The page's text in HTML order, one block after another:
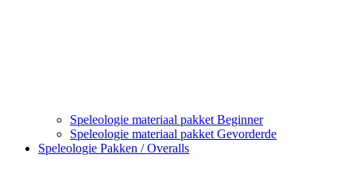
Speleologie materiaal pakket Beginner
Speleologie materiaal pakket Gevorderde
Speleologie Pakken / Overalls